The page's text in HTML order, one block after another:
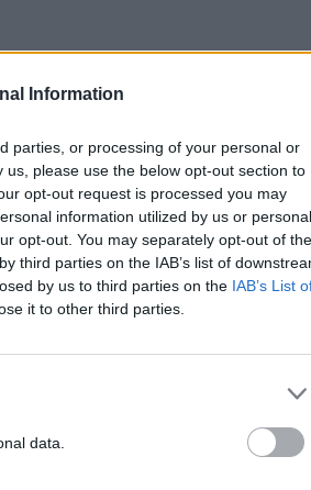
Information
parties, or processing of your personal or
please use the below opt-out section to
opt-out request is processed you may
information utilized by us or personal
opt-out. You may separately opt-out of the
third parties on the IAB’s list of
by us to third parties on the IAB’s List
it to other third parties.
data.
usciti in questi